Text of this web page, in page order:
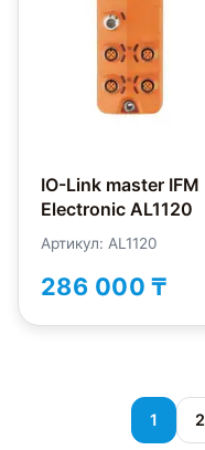
IO-Link master IFM
Electronic AL1120
Артикул: AL1120
286 000 ₸
1 2